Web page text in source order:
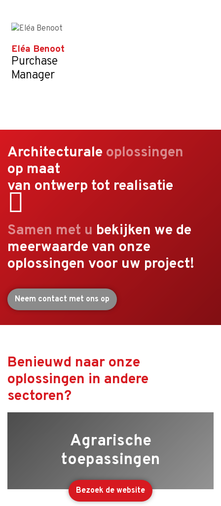
Eléa Benoot
Purchase
Manager
Architecturale oplossingen
op maat
van ontwerp tot realisatie
Samen met u bekijken we de
meerwaarde van onze
oplossingen voor uw project!
Neem contact met ons op
Benieuwd naar onze
oplossingen in andere
sectoren?
Agrarische
toepassingen
Bezoek de website